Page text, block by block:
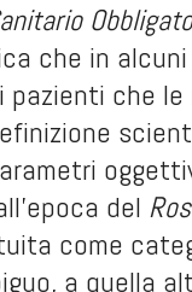
che in
che
del
come
a quella